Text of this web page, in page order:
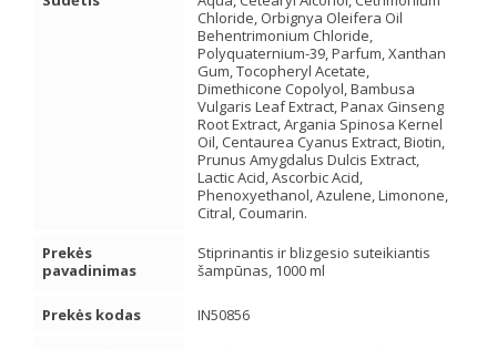
Chloride, Orbignya Oleifera Oil
Behentrimonium Chloride,
Polyquaternium-39, Parfum, Xanthan
Gum, Tocopheryl Acetate,
Dimethicone Copolyol, Bambusa
Vulgaris Leaf Extract, Panax Ginseng
Root Extract, Argania Spinosa Kernel
Oil, Centaurea Cyanus Extract, Biotin,
Prunus Amygdalus Dulcis Extract,
Lactic Acid, Ascorbic Acid,
Phenoxyethanol, Azulene, Limonone,
Citral, Coumarin.
Prekės
pavadinimas
Stiprinantis ir blizgesio suteikiantis
šampūnas, 1000 ml
Prekės kodas
IN50856